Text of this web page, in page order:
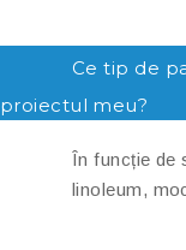
Ce tip de
proiectul meu?
În funcție de
linoleum,